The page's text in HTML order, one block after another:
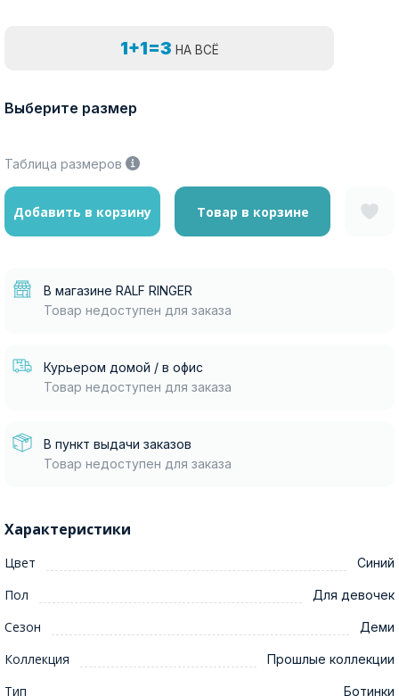
1+1=3 НА ВСЁ
Выберите размер
Таблица размеров
Добавить в корзину Товар в корзине
В магазине RALF RINGER
Товар недоступен для заказа
Курьером домой / в офис
Товар недоступен для заказа
В пункт выдачи заказов
Товар недоступен для заказа
Характеристики
Цвет Синий
Пол Для девочек
Сезон Деми
Коллекция Прошлые коллекции
Тип Ботинки